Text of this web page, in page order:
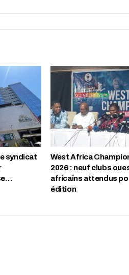
syndicat
West Africa
2026 : neuf clubs
africains attendus
édition